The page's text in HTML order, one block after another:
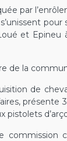
par
et Epineu
de la
de
présente
pistolets